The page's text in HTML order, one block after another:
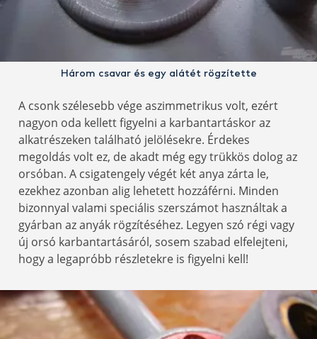
Három csavar és egy alátét rögzítette
A csonk szélesebb vége aszimmetrikus volt, ezért
nagyon oda kellett figyelni a karbantartáskor az
alkatrészeken található jelölésekre. Érdekes
megoldás volt ez, de akadt még egy trükkös dolog az
orsóban. A csigatengely végét két anya zárta le,
ezekhez azonban alig lehetett hozzáférni. Minden
bizonnyal valami speciális szerszámot használtak a
gyárban az anyák rögzítéséhez. Legyen szó régi vagy
új orsó karbantartásáról, sosem szabad elfelejteni,
hogy a legapróbb részletekre is figyelni kell!